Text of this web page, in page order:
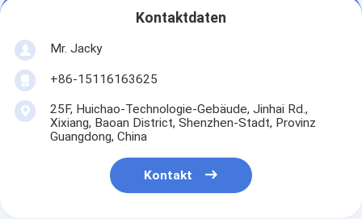
Kontaktdaten
Mr. Jacky
+86-15116163625
25F, Huichao-Technologie-Gebäude, Jinhai Rd.,
Xixiang, Baoan District, Shenzhen-Stadt, Provinz
Guangdong, China
Kontakt